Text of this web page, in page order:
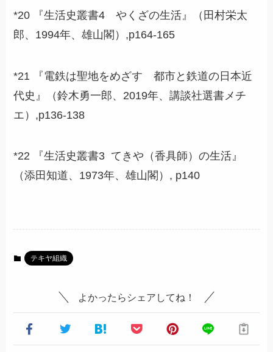
*20 『生活史叢書4 やくざの生活』（田村栄太
郎、1994年、雄山閣）,p164-165
*21 『電鉄は聖地をめざす 都市と鉄道の日本近
代史』（鈴木勇一郎、2019年、講談社選書メチ
エ）,p136-138
*22 『生活史叢書3 てきや（香具師）の生活』
（添田知道、1973年、雄山閣）, p140
テキヤ組織
よかったらシェアしてね！